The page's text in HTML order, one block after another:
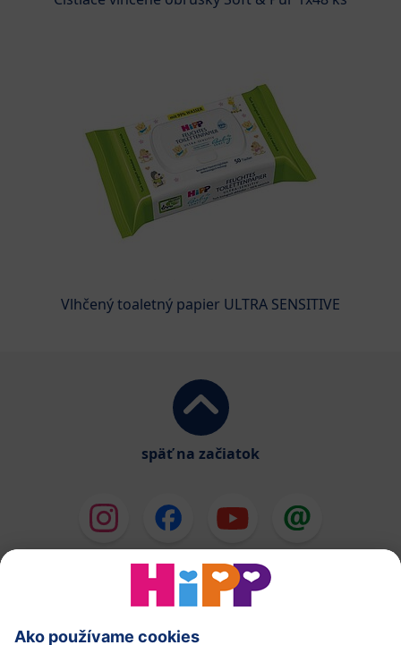
Vlhčený toaletný papier ULTRA SENSITIVE
späť na začiatok
HiPP Mlieka
HiPP Príkrmy